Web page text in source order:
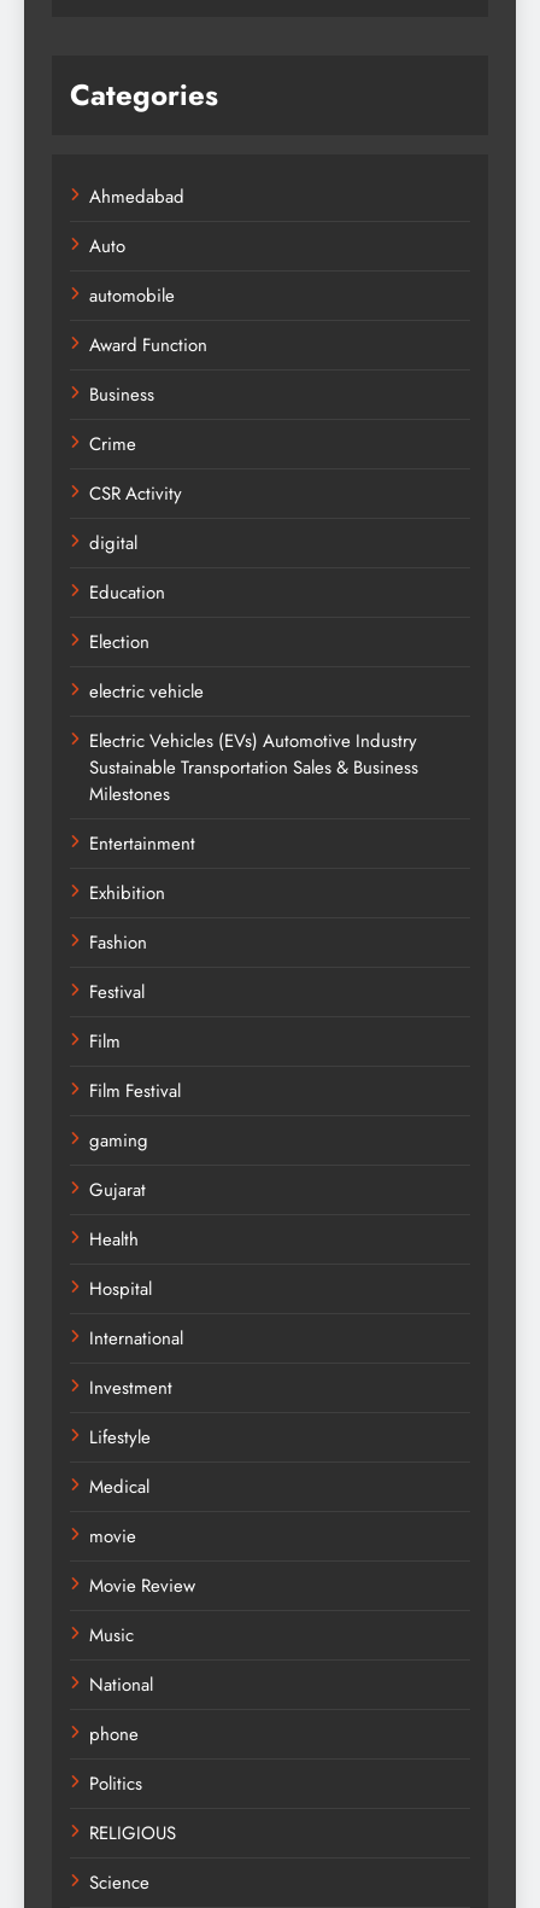
Categories
Ahmedabad
Auto
automobile
Award Function
Business
Crime
CSR Activity
digital
Education
Election
electric vehicle
Electric Vehicles (EVs) Automotive Industry
Sustainable Transportation Sales & Business
Milestones
Entertainment
Exhibition
Fashion
Festival
Film
Film Festival
gaming
Gujarat
Health
Hospital
International
Investment
Lifestyle
Medical
movie
Movie Review
Music
National
phone
Politics
RELIGIOUS
Science